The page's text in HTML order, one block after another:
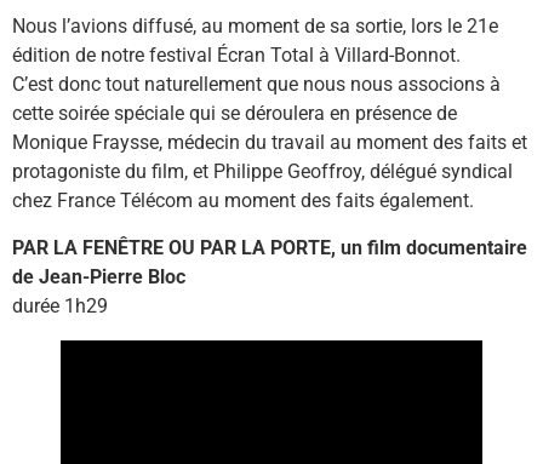
Nous l’avions diffusé, au moment de sa sortie, lors le 21e
édition de notre festival Écran Total à Villard-Bonnot.
C’est donc tout naturellement que nous nous associons à
cette soirée spéciale qui se déroulera en présence de
Monique Fraysse, médecin du travail au moment des faits et
protagoniste du film, et Philippe Geoffroy, délégué syndical
chez France Télécom au moment des faits également.
PAR LA FENÊTRE OU PAR LA PORTE, un film documentaire
de Jean-Pierre Bloc
durée 1h29